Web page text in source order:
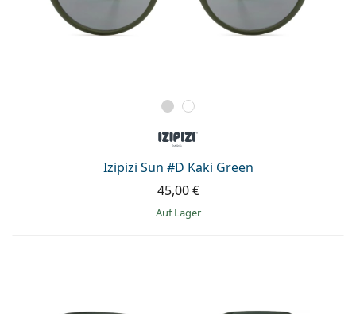
Izipizi Sun #D Kaki Green
45,00 €
auf Lager